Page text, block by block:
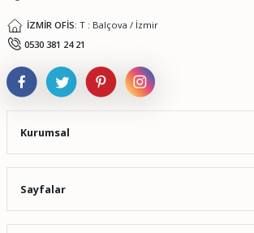
İZMİR OFİS: T : Balçova / İzmir
0530 381 24 21
Kurumsal
Sayfalar